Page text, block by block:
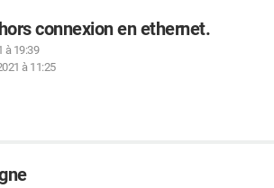
connexion en ethernet.
à 19:39
à 11:25